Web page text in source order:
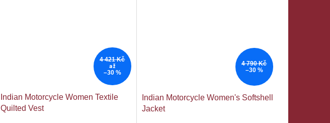
4 421 Kč
až
–30 %
Indian Motorcycle Women Textile
Quilted Vest
4 790 Kč
–30 %
Indian Motorcycle Women's Softshell
Jacket